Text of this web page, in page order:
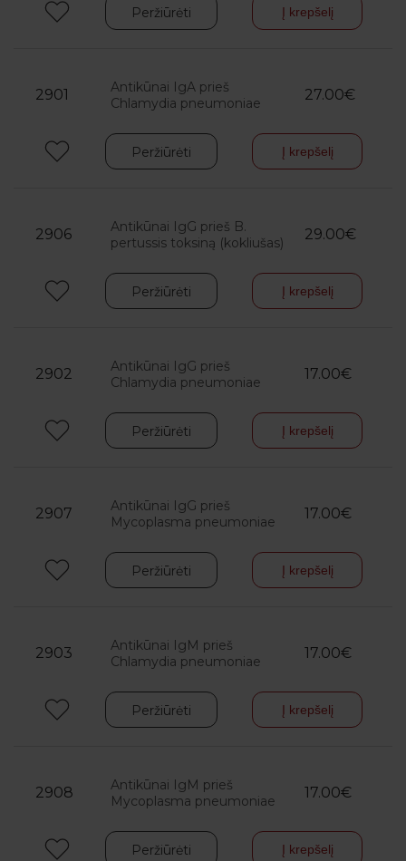
Peržiūrėti Į krepšelį
2901
Antikūnai IgA prieš
Chlamydia pneumoniae
27.00€
Peržiūrėti Į krepšelį
2906
Antikūnai IgG prieš B.
pertussis toksiną (kokliušas)
29.00€
Peržiūrėti Į krepšelį
2902
Antikūnai IgG prieš
Chlamydia pneumoniae
17.00€
Peržiūrėti Į krepšelį
2907
Antikūnai IgG prieš
Mycoplasma pneumoniae
17.00€
Peržiūrėti Į krepšelį
2903
Antikūnai IgM prieš
Chlamydia pneumoniae
17.00€
Peržiūrėti Į krepšelį
2908
Antikūnai IgM prieš
Mycoplasma pneumoniae
17.00€
Peržiūrėti Į krepšelį